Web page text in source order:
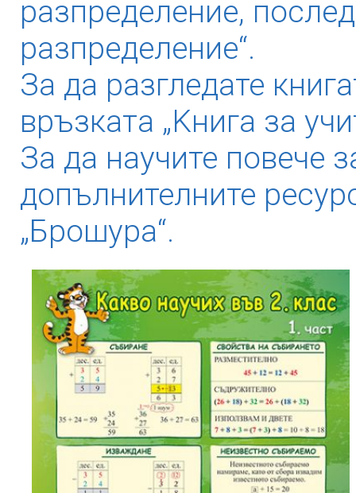
разпределение,
разпределение“.
За да разгледате
връзката „Kнига за
За да научите повече
допълнителните
„Брошура“.